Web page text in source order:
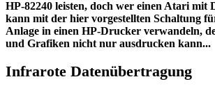
HP-82240 leisten, doch wer einen Atari mit
kann mit der hier vorgestellten Schaltung
Anlage in einen HP-Drucker verwandeln,
und Grafiken nicht nur ausdrucken kann...
Infrarote Datenübertragung